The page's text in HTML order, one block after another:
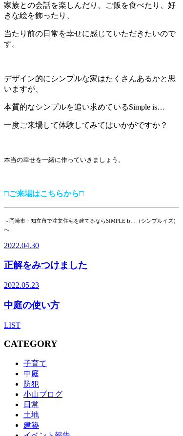
家族との会話を楽しんだり、ご飯を食べたり、好
きな絵を飾ったり、
当たり前の日常を幸せに感じていただきたいので
す。
デザイン的にシンプルな家はたくさんあるかと思
いますが、
本質的なシンプルを追い求めているSimple is…
一度ご来場して体験してみてはいかがですか？
本当の幸せを一緒に作っていきましょう。
□ご来場はこちらから□
～岡崎市・知立市で注文住宅を建てるならSIMPLE is…（シンプルイズ）
へ
2022.04.30
正解をみつけました
2022.05.23
中庭の使い方
LIST
CATEGORY
子育て
中庭
防犯
小山ブログ
日常
土地
建築